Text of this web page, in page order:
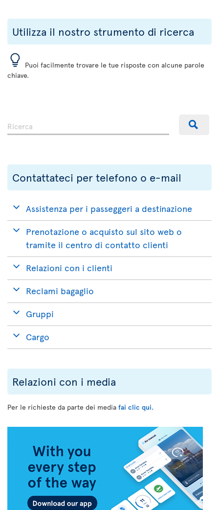
Utilizza il nostro strumento di ricerca
Puoi facilmente trovare le tue risposte con alcune parole
chiave.
Contattateci per telefono o e-mail
Assistenza per i passeggeri a destinazione
Prenotazione o acquisto sul sito web o
tramite il centro di contatto clienti
Relazioni con i clienti
Reclami bagaglio
Gruppi
Cargo
Relazioni con i media
Per le richieste da parte dei media fai clic qui.